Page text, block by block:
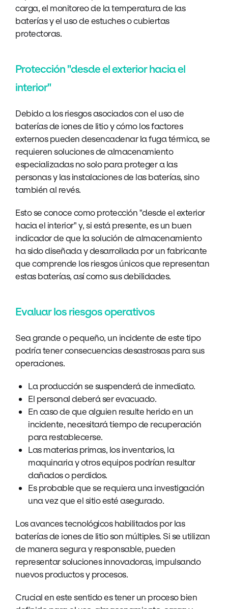
carga, el monitoreo de la temperatura de las
baterías y el uso de estuches o cubiertas
protectoras.
Protección "desde el exterior hacia el
interior"
Debido a los riesgos asociados con el uso de
baterías de iones de litio y cómo los factores
externos pueden desencadenar la fuga térmica, se
requieren soluciones de almacenamiento
especializadas no solo para proteger a las
personas y las instalaciones de las baterías, sino
también al revés.
Esto se conoce como protección "desde el exterior
hacia el interior" y, si está presente, es un buen
indicador de que la solución de almacenamiento
ha sido diseñada y desarrollada por un fabricante
que comprende los riesgos únicos que representan
estas baterías, así como sus debilidades.
Evaluar los riesgos operativos
Sea grande o pequeño, un incidente de este tipo
podría tener consecuencias desastrosas para sus
operaciones.
La producción se suspenderá de inmediato.
El personal deberá ser evacuado.
En caso de que alguien resulte herido en un
incidente, necesitará tiempo de recuperación
para restablecerse.
Las materias primas, los inventarios, la
maquinaria y otros equipos podrían resultar
dañados o perdidos.
Es probable que se requiera una investigación
una vez que el sitio esté asegurado.
Los avances tecnológicos habilitados por las
baterías de iones de litio son múltiples. Si se utilizan
de manera segura y responsable, pueden
representar soluciones innovadoras, impulsando
nuevos productos y procesos.
Crucial en este sentido es tener un proceso bien